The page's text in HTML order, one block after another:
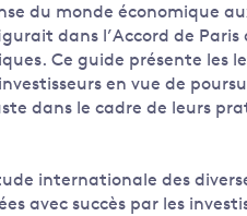
du monde économique
dans l’Accord de Paris
Ce guide présente les
en vue de
dans le cadre de leurs
internationale des
avec succès par les